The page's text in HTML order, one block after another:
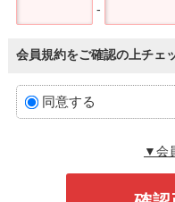
-
会員規約をご確認の上チェ
同意する
▼会